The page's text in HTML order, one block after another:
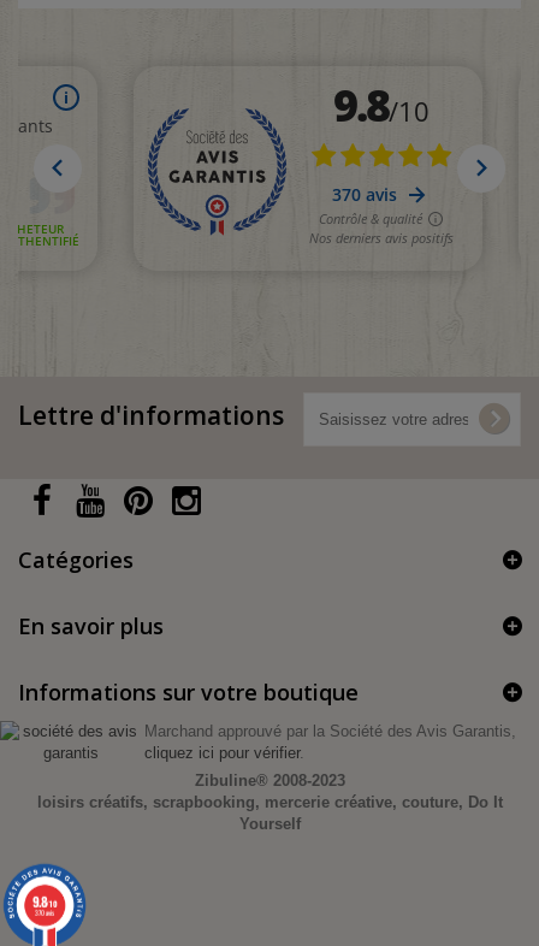
Lettre d'informations
Catégories
En savoir plus
Informations sur votre boutique
Marchand approuvé par la Société des Avis Garantis,
cliquez ici pour vérifier.
Zibuline® 2008-2023
loisirs créatifs, scrapbooking, mercerie créative, couture, Do It
Yourself
9.8/10
370 avis